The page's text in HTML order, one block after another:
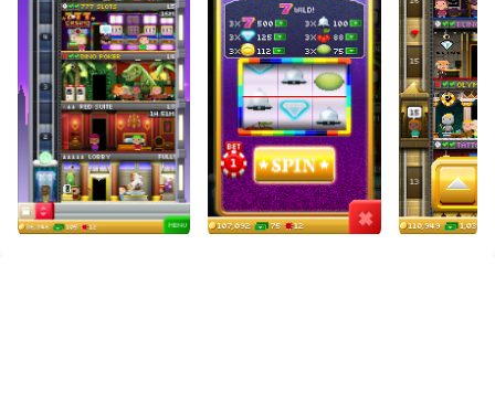
微小的塔又回來了，這一次，我們要去拉斯維加斯，寶貝！
- 建立和管理自己的酒店及賭場充滿了購物，餐飲和娛樂的
地板！
- 在眾多的賭場遊戲籌碼積累BUX的財富！
- 賺取芯片，當你的朋友光臨玩遊戲中你的塔！
- 自定義你的塔與令人印象深刻的主題屋頂，電梯，大堂！
- 保持對員工和客人的想法標籤通過閱讀“BitBook”虛擬